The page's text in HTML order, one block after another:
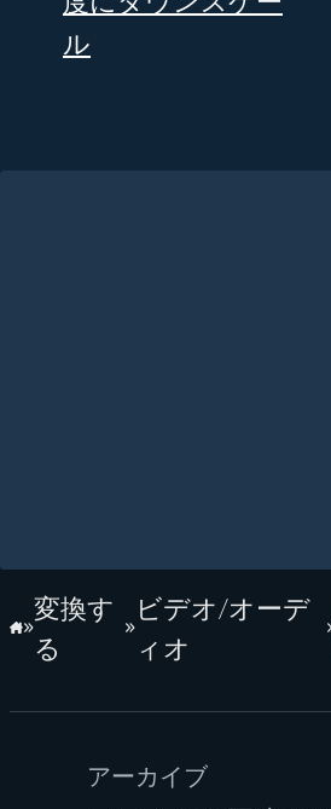
ル
ホーム
変換す
る
ビデオ/オーデ
ィオ
アーカイブ